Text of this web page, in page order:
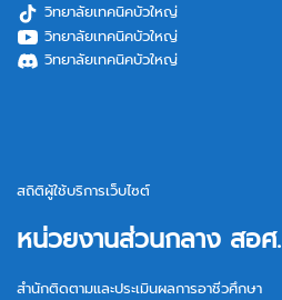
วิทยาลัยเทคนิคบัวใหญ่
วิทยาลัยเทคนิคบัวใหญ่
วิทยาลัยเทคนิคบัวใหญ่
สถิติผู้ใช้บริการเว็บไซต์
หน่วยงานส่วนกลาง สอศ.
สำนักติดตามและประเมินผลการอาชีวศึกษา